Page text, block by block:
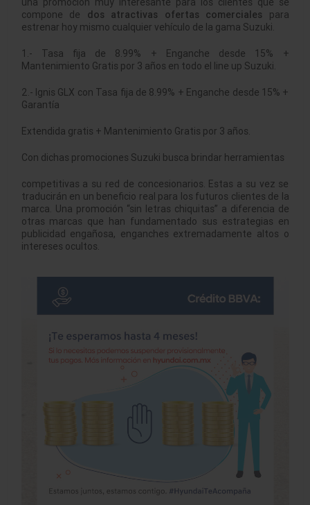
compone de dos atractivas ofertas comerciales para
estrenar hoy mismo cualquier vehículo de la gama Suzuki.
1.- Tasa fija de 8.99% + Enganche desde 15% +
Mantenimiento Gratis por 3 años en todo el line up Suzuki.
2.- Ignis GLX con Tasa fija de 8.99% + Enganche desde 15% +
Garantía
Extendida gratis + Mantenimiento Gratis por 3 años.
Con dichas promociones Suzuki busca brindar herramientas
competitivas a su red de concesionarios. Estas a su vez se
traducirán en un beneficio real para los futuros clientes de la
marca. Una promoción “sin letras chiquitas” a diferencia de
otras marcas que han fundamentado sus estrategias en
publicidad engañosa, enganches extremadamente altos o
intereses ocultos.